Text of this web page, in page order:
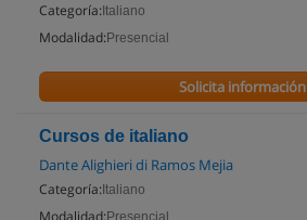
Categoría: Italiano
Modalidad: Presencial
Solicita información
Cursos de italiano
Dante Alighieri di Ramos Mejia
Categoría: Italiano
Modalidad: Presencial